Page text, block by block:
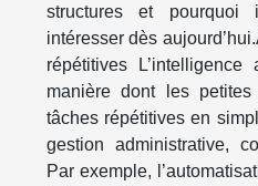
structures et
intéresser dès
répétitives
manière dont les
tâches répétitives en
gestion administrative,
Par exemple,